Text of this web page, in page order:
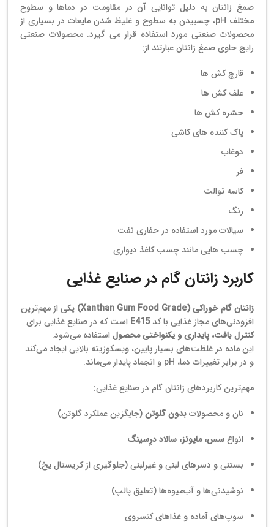
صمغ زانتان به دلیل توانایی آن در مقاومت در دماها و سطوح
مختلف pH، چسبیدن به سطوح و غلیظ شدن مایعات در بسیاری از
محصولات صنعتی مورد استفاده قرار می گیرد. محصولات صنعتی
رایج حاوی صمغ زانتان عبارتند از:
قارچ کش ها
علف کش ها
حشره کش ها
پاک کننده های کاشی
دوغاب
فر
کاسه توالت
رنگ
سیالات مورد استفاده در حفاری نفت
چسب هایی مانند چسب کاغذ دیواری
کاربرد زانتان گام در صنایع غذایی
زانتان گام خوراکی (Xanthan Gum Food Grade)
یکی از مهم‌ترین
افزودنی‌های مجاز غذایی با کد E415 است که در صنایع غذایی برای
کنترل بافت، پایداری و یکنواختی محصول استفاده می‌شود.
این ماده در غلظت‌های بسیار پایین، ویسکوزیته بالایی ایجاد می‌کند
و در برابر تغییرات دما، pH و انجماد پایدار می‌ماند.
مهم‌ترین کاربردهای زانتان گام در صنایع غذایی:
نان و محصولاتبدون گلوتن(جایگزین عملکرد گلوتن)
انواعسس، مایونز، سالاد درِسینگ
بستنی و دسرهای لبنی و غیرلبنی (جلوگیری از کریستال یخ)
نوشیدنی‌ها و آب‌میوه‌ها (تعلیق پالپ)
سوپ‌های آماده و غذاهای کنسروی